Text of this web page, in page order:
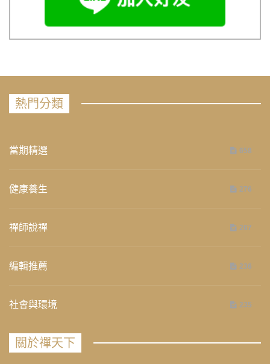
熱門分類
當期精選 658
健康養生 276
禪師說禪 267
編輯推薦 236
社會與環境 235
關於禪天下